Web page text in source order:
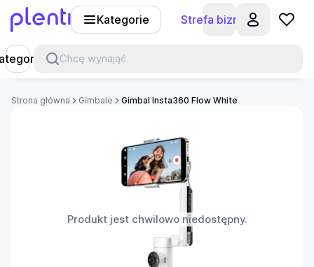
Kategorie Strefa biznesu
Chcę wynająć
Strona główna Gimbale Gimbal Insta360 Flow White
Produkt jest chwilowo niedostępny.